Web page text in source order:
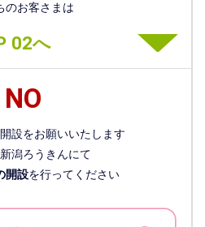
のお客さまは
02へ
NO
設をお願いいたします
潟ろうきんにて
開設を行ってください